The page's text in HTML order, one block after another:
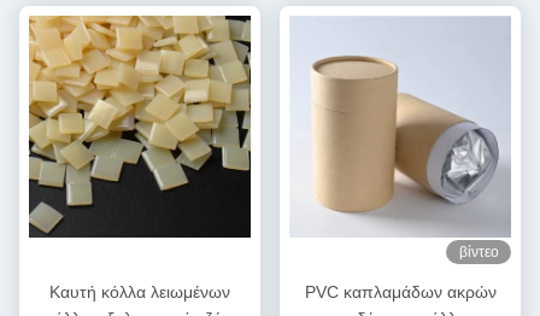
Καυτή κόλλα λειωμένων
βίντεο
PVC καπλαμάδων ακρών